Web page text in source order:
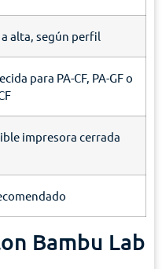
alta, según perfil
para PA-CF, PA-GF o
impresora cerrada
Bambu Lab